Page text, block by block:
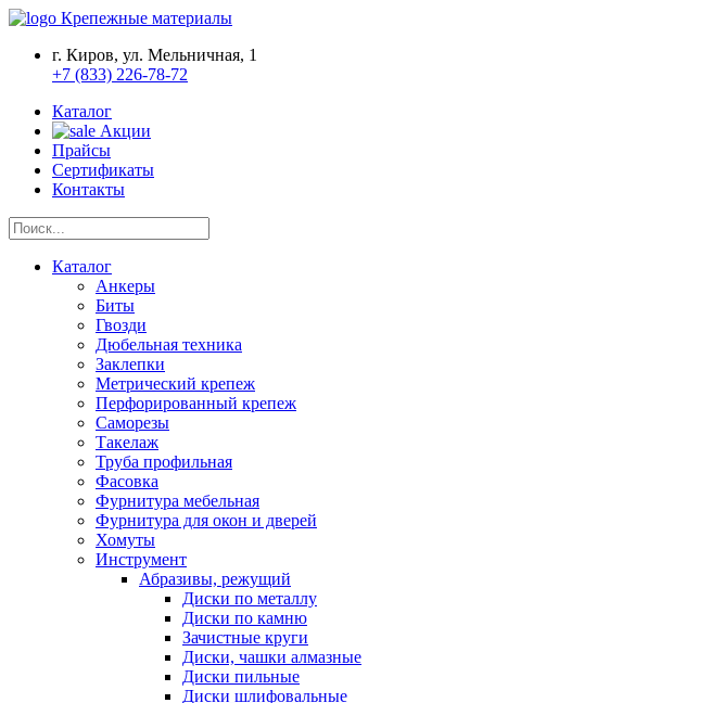
Крепежные материалы
г. Киров, ул. Мельничная, 1
+7 (833) 226-78-72
Каталог
Акции
Прайсы
Сертификаты
Контакты
Каталог
Анкеры
Биты
Гвозди
Дюбельная техника
Заклепки
Метрический крепеж
Перфорированный крепеж
Саморезы
Такелаж
Труба профильная
Фасовка
Фурнитура мебельная
Фурнитура для окон и дверей
Хомуты
Инструмент
Абразивы, режущий
Диски по металлу
Диски по камню
Зачистные круги
Диски, чашки алмазные
Диски пильные
Диски шлифовальные